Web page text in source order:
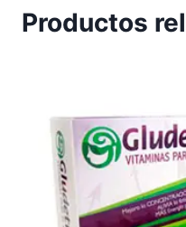
Productos